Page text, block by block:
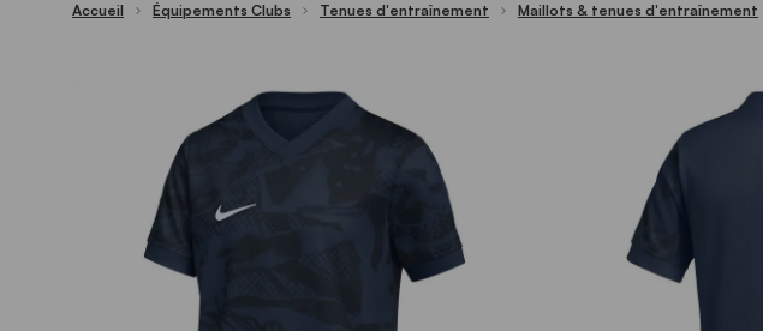
Accueil Équipements Clubs Tenues d'entraînement Maillots & tenues d'entraînement